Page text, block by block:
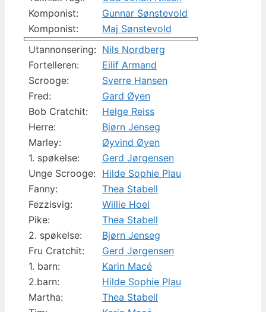
Komponist:
Gunnar Sønstevold
Komponist:
Maj Sønstevold
Utannonsering: Nils Nordberg
Fortelleren:
Eilif Armand
Scrooge:
Sverre Hansen
Fred:
Gard Øyen
Bob Cratchit:
Helge Reiss
Herre:
Bjørn Jenseg
Marley:
Øyvind Øyen
1. spøkelse:
Gerd Jørgensen
Unge Scrooge:
Hilde Sophie Plau
Fanny:
Thea Stabell
Fezzisvig:
Willie Hoel
Pike:
Thea Stabell
2. spøkelse:
Bjørn Jenseg
Fru Cratchit:
Gerd Jørgensen
1. barn:
Karin Macé
2.barn:
Hilde Sophie Plau
Martha:
Thea Stabell